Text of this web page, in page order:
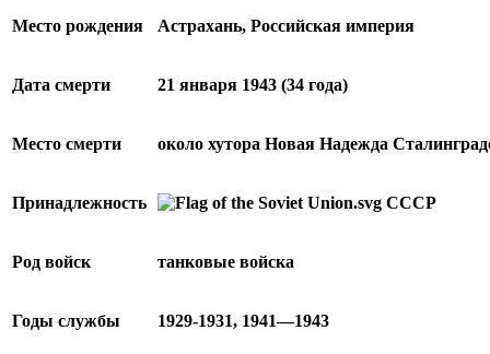
Место рождения Астрахань, Российская империя
Дата смерти 21 января 1943 (34 года)
Место смерти около хутора Новая Надежда
Принадлежность СССР
Род войск танковые войска
Годы службы 1929-1931, 1941—1943